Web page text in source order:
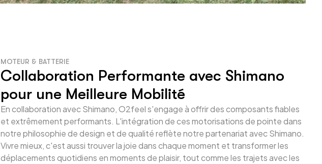
MOTEUR & BATTERIE
Collaboration Performante avec Shimano
pour une Meilleure Mobilité
En collaboration avec Shimano, O2feel s'engage à offrir des composants fiables
et extrêmement performants. L'intégration de ces motorisations de pointe dans
notre philosophie de design et de qualité reflète notre partenariat avec Shimano.
Vivre mieux, c'est aussi trouver la joie dans chaque moment et transformer les
déplacements quotidiens en moments de plaisir, tout comme les trajets avec les